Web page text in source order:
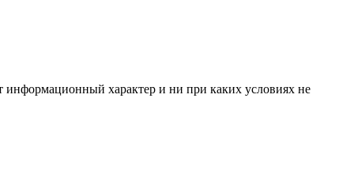
информационный характер и ни при каких условиях не